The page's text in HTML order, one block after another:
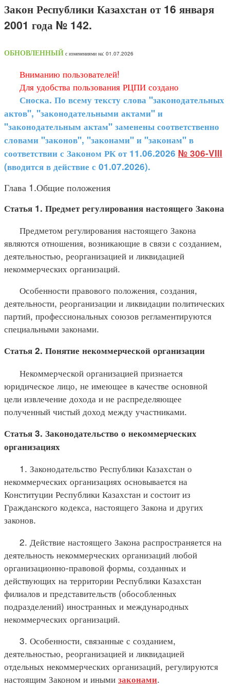
Закон Республики Казахстан от 16 января
2001 года № 142.
ОБНОВЛЕННЫЙ с изменениями на: 01.07.2026
Вниманию пользователей!
Для удобства пользования РЦПИ создано
Сноска. По всему тексту слова "законодательных
актов", "законодательными актами" и
"законодательным актам" заменены соответственно
словами "законов", "законами" и "законам" в
соответствии с Законом РК от 11.06.2026 № 306-VIII
(вводится в действие с 01.07.2026).
Глава 1.Общие положения
Статья 1. Предмет регулирования настоящего Закона
Предметом регулирования настоящего Закона
являются отношения, возникающие в связи с созданием,
деятельностью, реорганизацией и ликвидацией
некоммерческих организаций.
Особенности правового положения, создания,
деятельности, реорганизации и ликвидации политических
партий, профессиональных союзов регламентируются
специальными законами.
Статья 2. Понятие некоммерческой организации
Некоммерческой организацией признается
юридическое лицо, не имеющее в качестве основной
цели извлечение дохода и не распределяющее
полученный чистый доход между участниками.
Статья 3. Законодательство о некоммерческих
организациях
1. Законодательство Республики Казахстан о
некоммерческих организациях основывается на
Конституции Республики Казахстан и состоит из
Гражданского кодекса, настоящего Закона и других
законов.
2. Действие настоящего Закона распространяется на
деятельность некоммерческих организаций любой
организационно-правовой формы, созданных и
действующих на территории Республики Казахстан
филиалов и представительств (обособленных
подразделений) иностранных и международных
некоммерческих организаций.
3. Особенности, связанные с созданием,
деятельностью, реорганизацией и ликвидацией
отдельных некоммерческих организаций, регулируются
настоящим Законом и иными законами.